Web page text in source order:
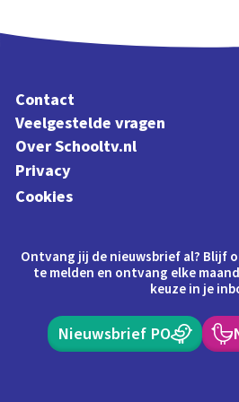
Contact
Veelgestelde vragen
Over Schooltv.nl
Privacy
Cookies
Ontvang jij de nieuwsbrief al? Blijf
te melden en ontvang elke
keuze in je
Nieuwsbrief PO